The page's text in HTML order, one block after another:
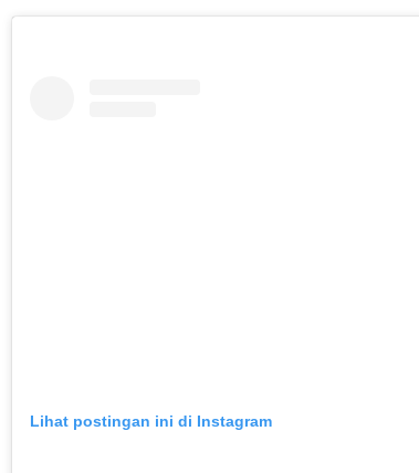
Lihat postingan ini di Instagram